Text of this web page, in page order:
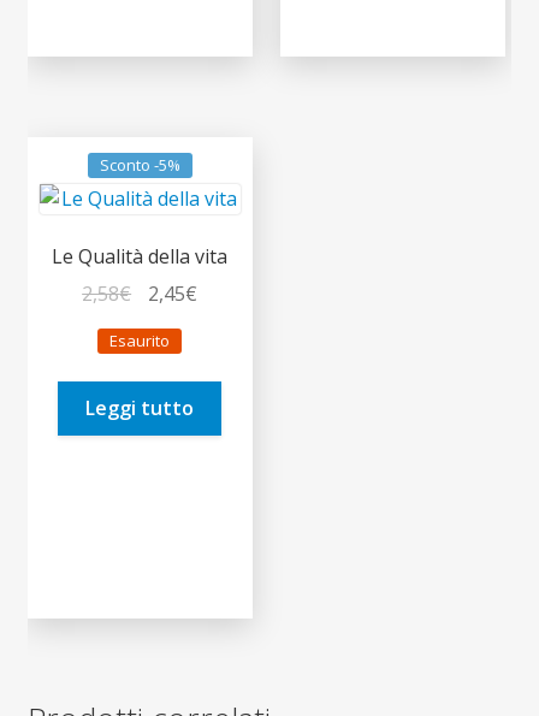
Sconto -5%
Le Qualità della vita
2,58€
prezzo
originale
era:
2,58€.
2,45€
è:
Esaurito
Leggi tutto